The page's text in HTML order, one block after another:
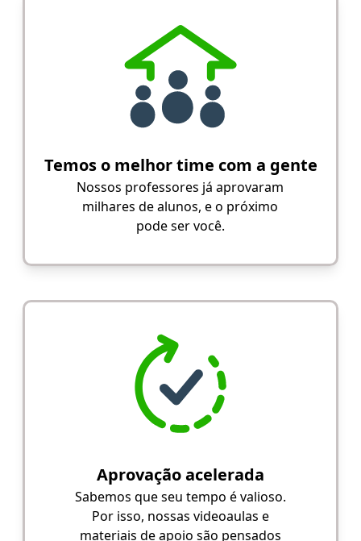
Temos o melhor time com a gente
Nossos professores já aprovaram
milhares de alunos, e o próximo
pode ser você.
Aprovação acelerada
Sabemos que seu tempo é valioso.
Por isso, nossas videoaulas e
materiais de apoio são pensados